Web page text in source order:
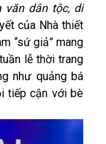
văn dân tộc, di
của Nhà thiết
“sứ giả” mang
lễ thời trang
như quảng bá
tiếp cận với bè